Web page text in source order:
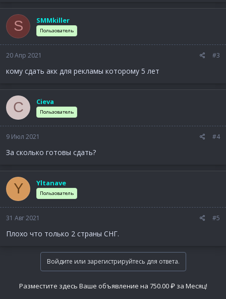
S SMMkiller
Пользователь
20 Апр 2021 #3
кому сдать акк для рекламы которому 5 лет
C Cieva
Пользователь
9 Июл 2021 #4
За сколько готовы сдать?
Y Yltanave
Пользователь
31 Авг 2021 #5
Плохо что только 2 страны СНГ.
Войдите или зарегистрируйтесь для ответа.
Разместите здесь Ваше объявление на 750.00 ₽ за Месяц!